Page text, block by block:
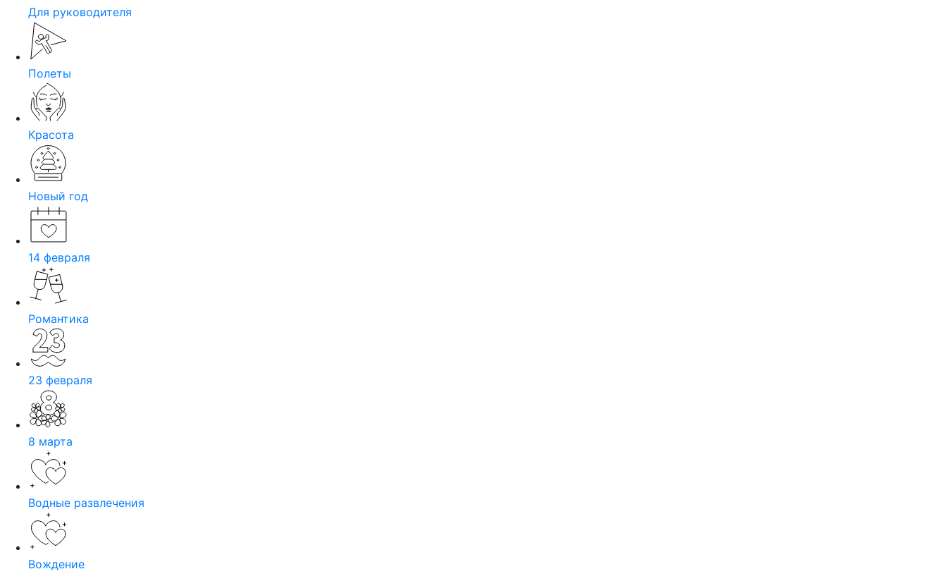
Для руководителя
Полеты
Красота
Новый год
14 февраля
Романтика
23 февраля
8 марта
Водные развлечения
Вождение